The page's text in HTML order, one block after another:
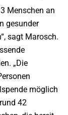
Menschen an
gesunder
sagt Marosch.
„Die
möglich
42